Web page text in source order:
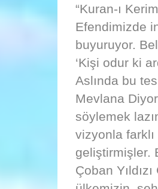
“Kuran-ı
Efendimizde
buyuruyor.
‘Kişi odur ki
Aslında bu
Mevlana
söylemek
vizyonla
geliştirmişler.
Çoban